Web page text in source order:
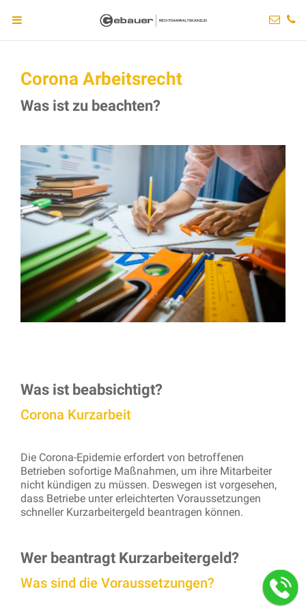
Corona Arbeitsrecht
Was ist zu beachten?
Was ist beabsichtigt?
Corona Kurzarbeit
Die Corona-Epidemie erfordert von betroffenen
Betrieben sofortige Maßnahmen, um ihre Mitarbeiter
nicht kündigen zu müssen. Deswegen ist vorgesehen,
dass Betriebe unter erleichterten Voraussetzungen
schneller Kurzarbeitergeld beantragen können.
Wer beantragt Kurzarbeitergeld?
Was sind die Voraussetzungen?